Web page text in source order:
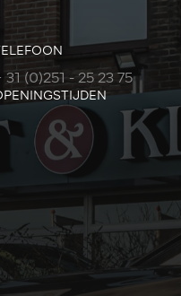
31 (0)251 - 25 23 75